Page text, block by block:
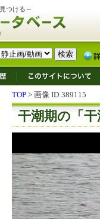
つける～
TOP > 画像 ID:389115
干潮期の「